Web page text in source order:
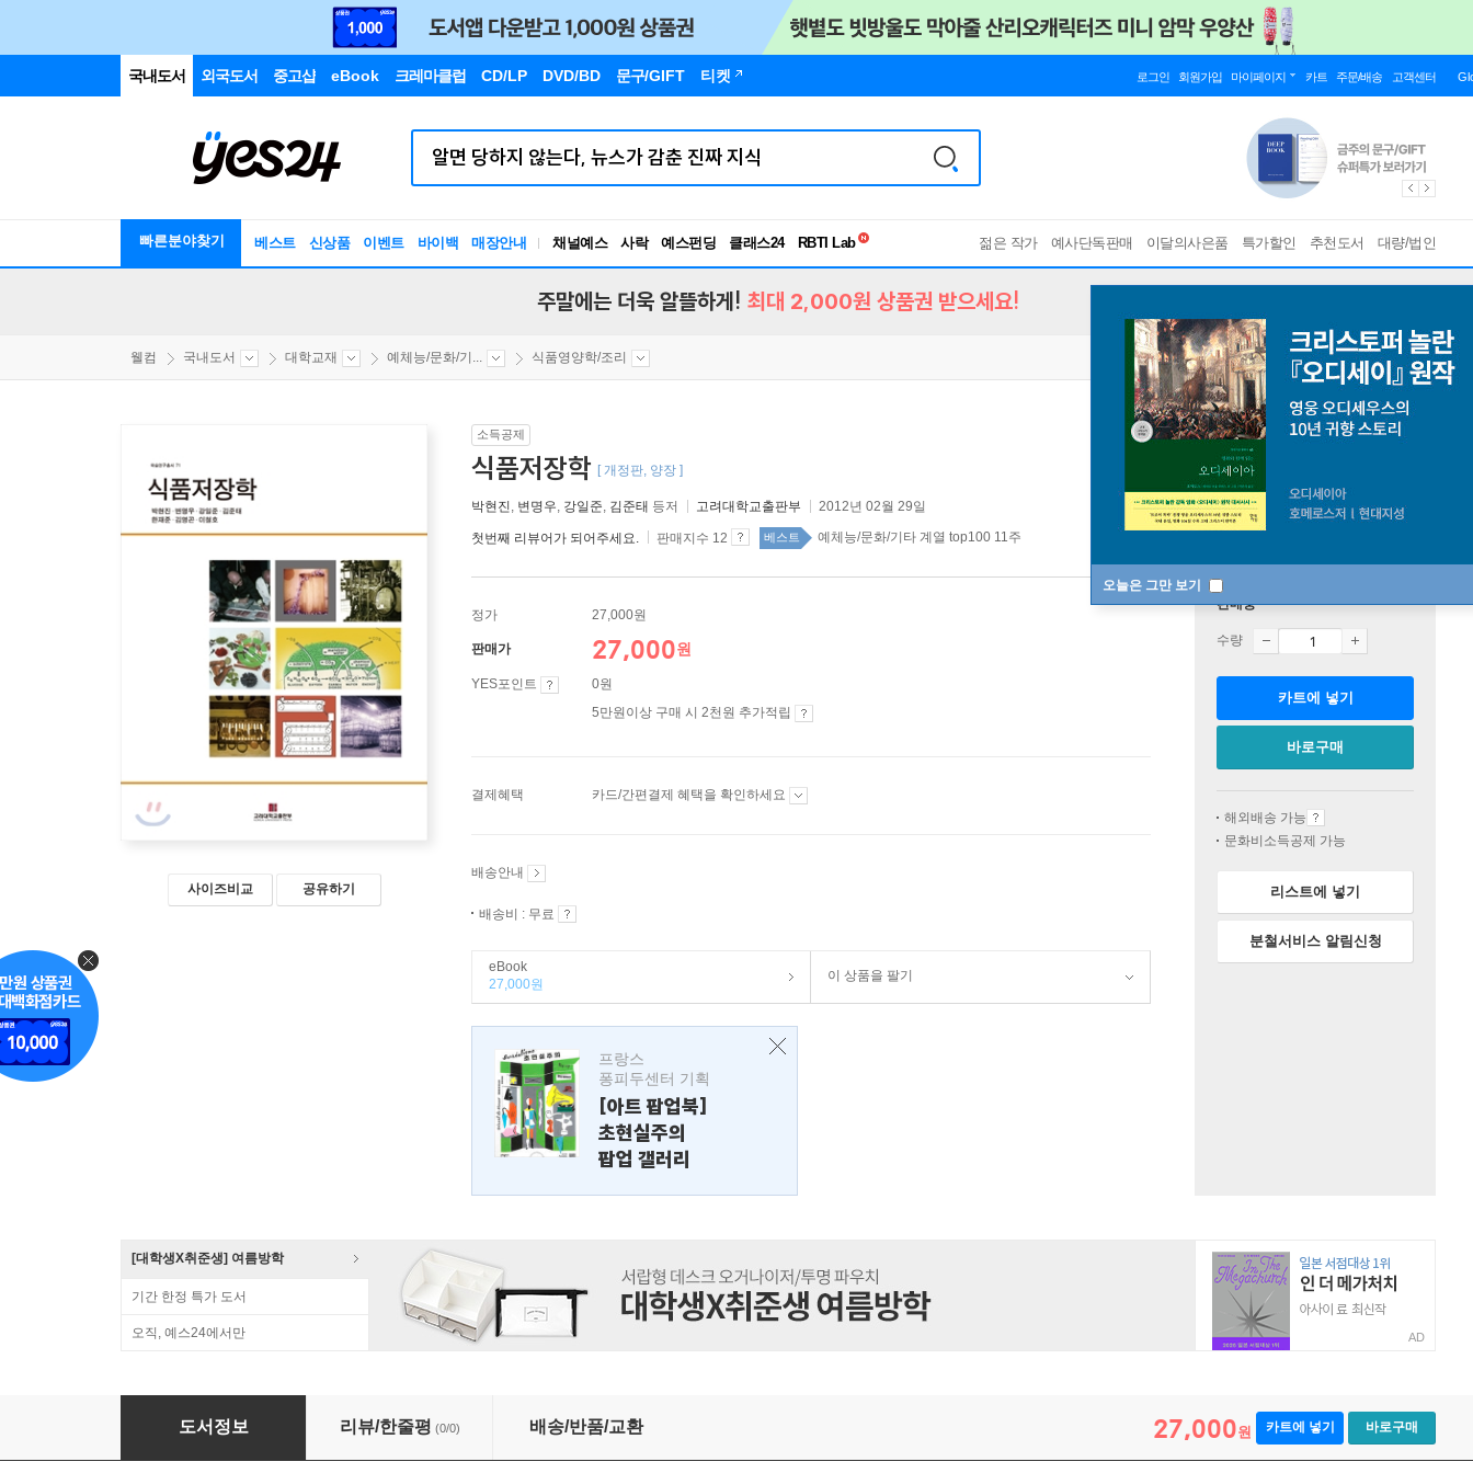
국내도서 외국도서 중고샵 eBook 크레마클럽 CD/LP DVD/BD 문구/GIFT 티켓 로그인 회원가입 마이페이지 카트 주문/배송 고객센터
빠른분야찾기 베스트 신상품 이벤트 바이백 매장안내 채널예스 사락 예스펀딩 클래스24
독서유형검사
젊은 작가 예사단독판매 이달의사은품 특가할인 추천도서 대량/법인
오늘은 그만 보기
주말에는 더욱 알뜰하게! 최대 2,000원 상품권 받으세요!
웰컴 국내도서 대학교재 예체능/문화/기... 식품영양학/조리
사이즈비교 공유하기
소득공제
식품저장학 [ 개정판, 양장 ]
박현진 , 변명우, 강일준, 김준태 등저 고려대학교출판부 2012년 02월 29일
첫번째 리뷰어가 되어주세요. 판매지수 12 베스트 예체능/문화/기타 계열 top100 11주
정가 27,000원
판매가 27,000원
YES포인트
0원
5만원이상 구매 시 2천원 추가적립
결제혜택 카드/간편결제 혜택을 확인하세요
배송안내
배송비 : 무료
eBook
27,000원
이 상품을 팔기
프랑스
퐁피두센터 기획
[아트 팝업북]
초현실주의
팝업 갤러리
판매중
수량
카트에 넣기
바로구매
해외배송 가능
문화비소득공제 가능
리스트에 넣기
분철서비스 알림신청
[대학생X취준생] 여름방학
기간 한정 특가 도서
오직, 예스24에서만 AD
식품저장학
도서정보 리뷰/한줄평 (0/0) 배송/반품/교환 27,000원 카트에 넣기 바로구매